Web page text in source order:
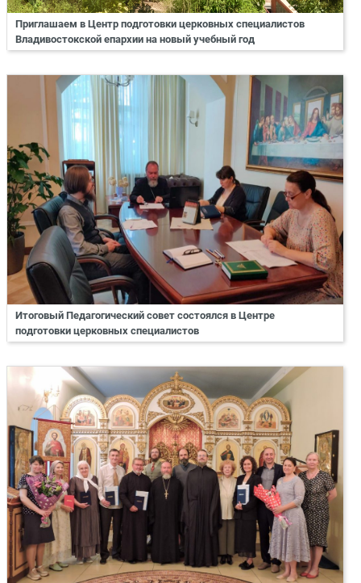
Приглашаем в Центр подготовки церковных специалистов
Владивостокской епархии на новый учебный год
Итоговый Педагогический совет состоялся в Центре
подготовки церковных специалистов